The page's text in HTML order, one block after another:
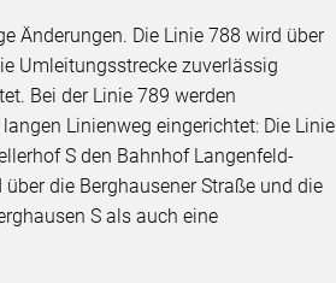
Änderungen. Die Linie 788 wird über
Umleitungsstrecke zuverlässig
Bei der Linie 789 werden
Linienweg eingerichtet: Die Linie
S den Bahnhof Langenfeld-
die Berghausener Straße und die
S als auch eine